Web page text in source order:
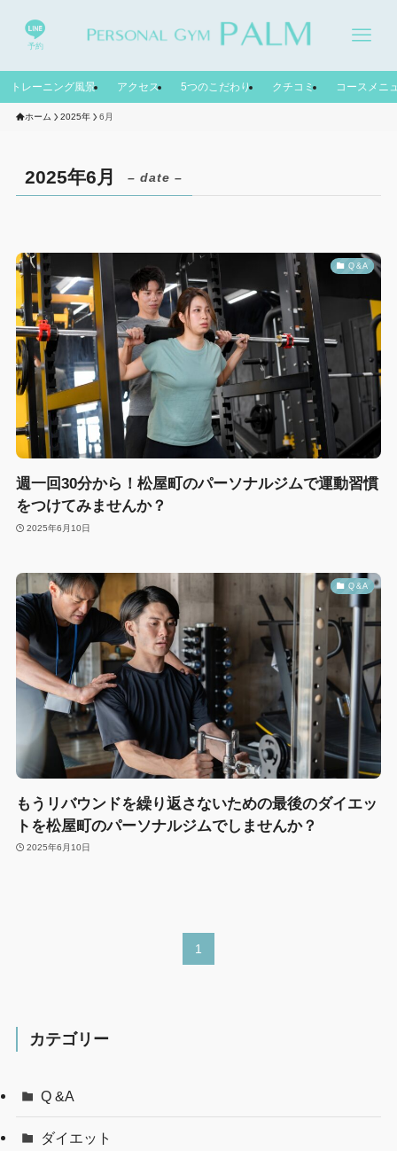
予約
トレーニング風景 アクセス 5つのこだわり クチコミ コースメニ
ホーム 2025年 6月
2025年6月 – date –
Q &A
週一回30分から！松屋町のパーソナルジムで運動習慣
をつけてみませんか？
2025年6月10日
Q &A
もうリバウンドを繰り返さないための最後のダイエッ
トを松屋町のパーソナルジムでしませんか？
2025年6月10日
1
カテゴリー
Q &A
ダイエット